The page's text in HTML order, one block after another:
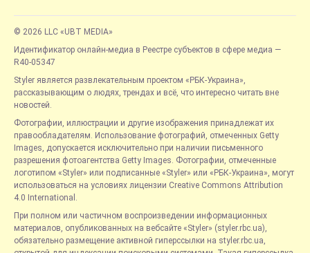
© 2026 LLC «UBT MEDIA»
Идентификатор онлайн-медиа в Реестре субъектов в сфере медиа —
R40-05347
Styler является развлекательным проектом «РБК-Украина»,
рассказывающим о людях, трендах и всё, что интересно читать вне
новостей.
Фотографии, иллюстрации и другие изображения принадлежат их
правообладателям. Использование фотографий, отмеченных Getty
Images, допускается исключительно при наличии письменного
разрешения фотоагентства Getty Images. Фотографии, отмеченные
логотипом «Styler» или подписанные «Styler» или «РБК-Украина», могут
использоваться на условиях лицензии Creative Commons Attribution
4.0 International.
При полном или частичном воспроизведении информационных
материалов, опубликованных на вебсайте «Styler» (styler.rbc.ua),
обязательно размещение активной гиперссылки на styler.rbc.ua,